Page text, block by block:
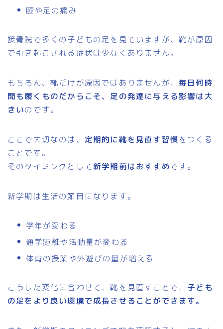
膝や足の痛み
接骨院で多くの子どもの足を見ていますが、靴が原因
で引き起こされる症状は少なくありません。
もちろん、靴だけが原因ではありませんが、 毎日何時
間も履くものだからこそ、足の発達に与える影響は大
きいのです。
ここで大切なのは、 定期的に靴を見直す習慣をつくる
ことです。
そのタイミングとして新学期前はおすすめです。
新学期は生活の節目になります。
学年が変わる
通学距離や活動量が変わる
体育の授業や外遊びの量が増える
こうした変化に合わせて、靴を見直すことで、 子ども
の足をより良い環境で成長させることができます。